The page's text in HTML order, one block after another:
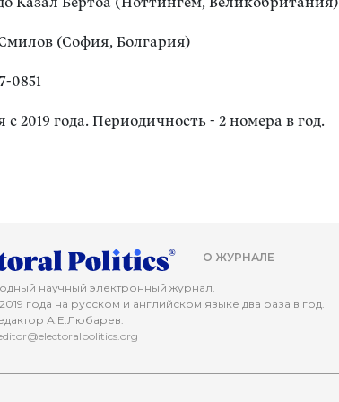
Казал Бертоа (Ноттингем, Великобритания)
(София, Болгария)
0851
с 2019 года. Периодичность - 2 номера в год.
О ЖУРНАЛЕ
научный электронный журнал.
года на русском и английском языке два раза в год.
А.Е.Любарев.